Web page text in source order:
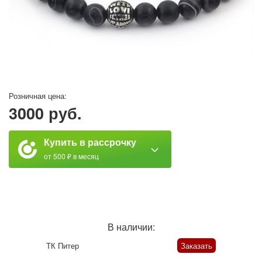
Розничная цена:
3000 руб.
Купить в рассрочку
от 500 ₽ в месяц
В наличии:
ТК Питер Заказать